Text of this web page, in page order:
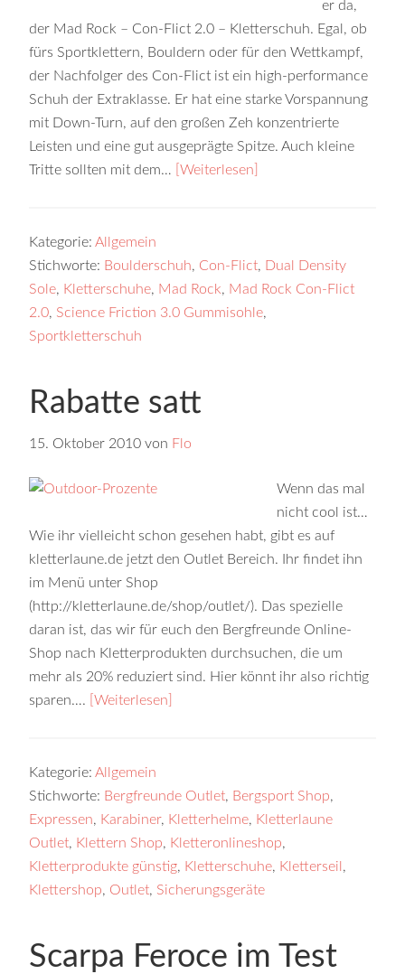
er da,
der Mad Rock – Con-Flict 2.0 – Kletterschuh. Egal, ob
fürs Sportklettern, Bouldern oder für den Wettkampf,
der Nachfolger des Con-Flict ist ein high-performance
Schuh der Extraklasse. Er hat eine starke Vorspannung
mit Down-Turn, auf den großen Zeh konzentrierte
Leisten und eine gut ausgeprägte Spitze. Auch kleine
Tritte sollten mit dem…
[Weiterlesen]
Kategorie:Allgemein
Stichworte: Boulderschuh, Con-Flict, Dual Density
Sole, Kletterschuhe, Mad Rock, Mad Rock Con-Flict
2.0, Science Friction 3.0 Gummisohle,
Sportkletterschuh
Rabatte satt
15. Oktober 2010 von Flo
Wenn das mal
nicht cool ist…
Wie ihr vielleicht schon gesehen habt, gibt es auf
kletterlaune.de jetzt den Outlet Bereich. Ihr findet ihn
im Menü unter Shop
(http://kletterlaune.de/shop/outlet/). Das spezielle
daran ist, das wir für euch den Bergfreunde Online-
Shop nach Kletterprodukten durchsuchen, die um
mehr als 20% reduziert sind. Hier könnt ihr also richtig
sparen….
[Weiterlesen]
Kategorie:Allgemein
Stichworte: Bergfreunde Outlet, Bergsport Shop,
Expressen, Karabiner, Kletterhelme, Kletterlaune
Outlet, Klettern Shop, Kletteronlineshop,
Kletterprodukte günstig, Kletterschuhe, Kletterseil ,
Klettershop, Outlet, Sicherungsgeräte
Scarpa Feroce im Test